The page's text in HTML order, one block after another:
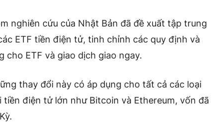
nghiên cứu của Nhật Bản đã đề xuất tập trung
ETF tiền điện tử, tinh chỉnh các quy định và
cho ETF và giao dịch giao ngay.
thay đổi này có áp dụng cho tất cả các loại
điện tử lớn như Bitcoin và Ethereum, vốn đã